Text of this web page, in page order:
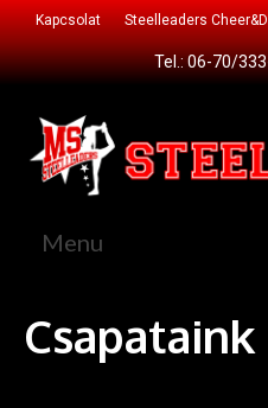
Kapcsolat Steelleaders
Tel.: 06-70/
Menu
Csatlakozz!
Csapataink